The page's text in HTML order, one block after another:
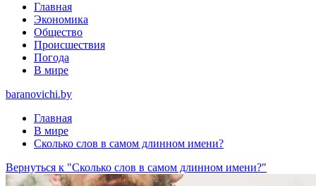
Главная
Экономика
Общество
Происшествия
Погода
В мире
baranovichi.by
Главная
В мире
Сколько слов в самом длинном имени?
Вернуться к "Сколько слов в самом длинном имени?"